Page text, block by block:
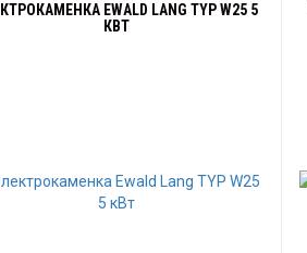
EWALD LANG TYP W25 5
КВТ